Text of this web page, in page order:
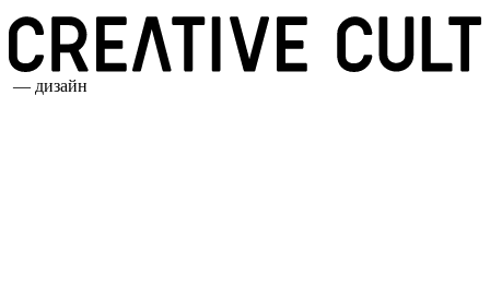
— дизайн